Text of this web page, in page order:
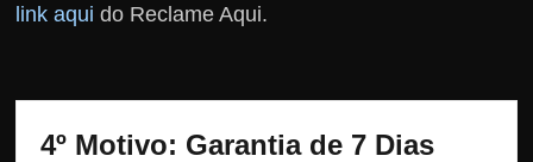
link aqui do Reclame Aqui.
4º Motivo: Garantia de 7 Dias